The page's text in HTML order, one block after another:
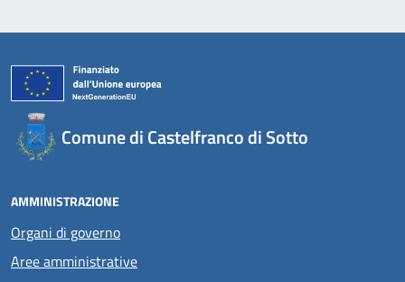
Comune di Castelfranco di Sotto
AMMINISTRAZIONE
Organi di governo
Aree amministrative